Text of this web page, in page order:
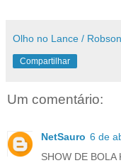
Olho no Lance /
Compartilhar
Um comentário:
NetSauro 6 de
SHOW DE BOLA